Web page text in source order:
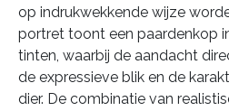
op indrukwekkende wijze
portret toont een paardenkop
tinten, waarbij de aandacht
de expressieve blik en de
dier. De combinatie van